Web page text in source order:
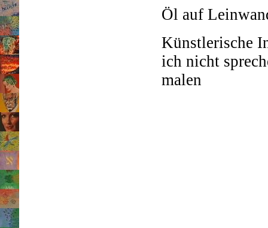
Öl auf
Künstlerische
ich nicht
malen